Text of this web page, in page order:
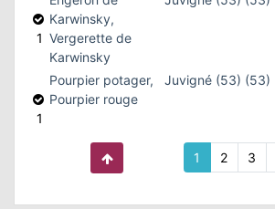
1
Karwinsky,
Vergerette de
Karwinsky
1
Pourpier potager,
Pourpier rouge
Juvigné (53) (53)
1 2 3